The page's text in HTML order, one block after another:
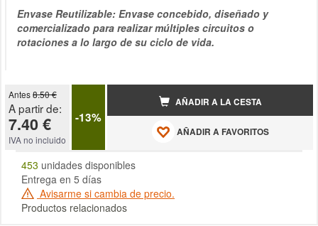
Envase Reutilizable: Envase concebido, diseñado y
comercializado para realizar múltiples circuitos o
rotaciones a lo largo de su ciclo de vida.
Antes8.50 €
A partir de:
7.40 €
IVA no incluido
-13%
AÑADIR A LA CESTA
AÑADIR A FAVORITOS
453 unidades disponibles
Entrega en 5 días
Avisarme si cambia de precio.
Productos relacionados